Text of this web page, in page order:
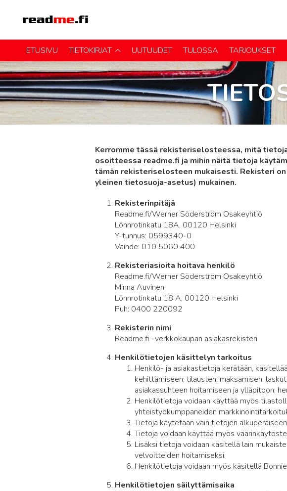
ETUSIVU TIETOKIRJAT UUTUUDET TULOSSA TARJOUKSET
Kerromme tässä rekisteriselosteessa, mitä
osoitteessa readme.fi ja mihin näitä tietoja
tämän rekisteriselosteen mukaisesti. Rekisteri on
yleinen tietosuoja-asetus) mukainen.
Rekisterinpitäjä
Readme.fi/Werner Söderström Osakeyhtiö
Lönnrotinkatu 18A, 00120 Helsinki
Y-tunnus: 0599340-0
Vaihde: 010 5060 400
Rekisteriasioita hoitava henkilö
Readme.fi/Werner Söderström Osakeyhtiö
Minna Auvinen
Lönnrotinkatu 18 A, 00120 Helsinki
Puh: 0400 220092
Rekisterin nimi
Readme.fi -verkkokaupan asiakasrekisteri
Henkilötietojen käsittelyn tarkoitus
Henkilö- ja asiakastietoja kerätään,
kehittämiseen; tilausten, maksamisen,
asiakassuhteen hoitamiseen ja ylläpitoon;
Henkilötietoja voidaan käyttää myös
yhteistyökumppaneiden
Tietoja käytetään vain tietojen
Tietoja voidaan käyttää myös
Lisäksi tietoja voidaan käsitellä lain
velvoitteiden hoitamiseksi.
Henkilötietoja voidaan myös käsitellä
Henkilötietojen säilyttämisaika